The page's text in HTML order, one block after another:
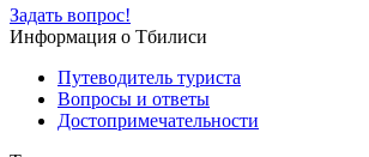
Задать вопрос!
Информация о Тбилиси
Путеводитель туриста
Вопросы и ответы
Достопримечательности